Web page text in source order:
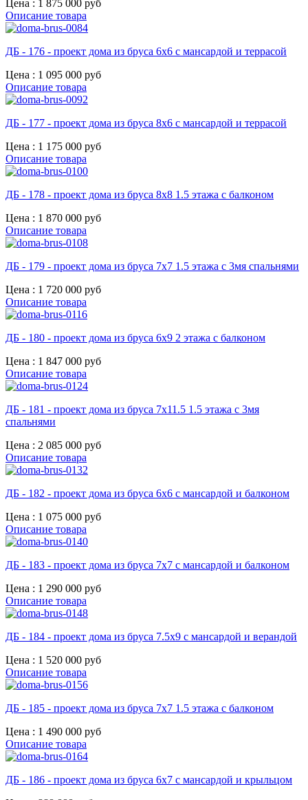
Цена : 1 875 000 руб
Описание товара
ДБ - 176 - проект дома из бруса 6х6 с мансардой и террасой
Цена : 1 095 000 руб
Описание товара
ДБ - 177 - проект дома из бруса 8х6 с мансардой и террасой
Цена : 1 175 000 руб
Описание товара
ДБ - 178 - проект дома из бруса 8х8 1.5 этажа с балконом
Цена : 1 870 000 руб
Описание товара
ДБ - 179 - проект дома из бруса 7х7 1.5 этажа с 3мя спальнями
Цена : 1 720 000 руб
Описание товара
ДБ - 180 - проект дома из бруса 6х9 2 этажа с балконом
Цена : 1 847 000 руб
Описание товара
ДБ - 181 - проект дома из бруса 7х11.5 1.5 этажа с 3мя
спальнями
Цена : 2 085 000 руб
Описание товара
ДБ - 182 - проект дома из бруса 6х6 с мансардой и балконом
Цена : 1 075 000 руб
Описание товара
ДБ - 183 - проект дома из бруса 7х7 с мансардой и балконом
Цена : 1 290 000 руб
Описание товара
ДБ - 184 - проект дома из бруса 7.5х9 с мансардой и верандой
Цена : 1 520 000 руб
Описание товара
ДБ - 185 - проект дома из бруса 7х7 1.5 этажа с балконом
Цена : 1 490 000 руб
Описание товара
ДБ - 186 - проект дома из бруса 6х7 с мансардой и крыльцом